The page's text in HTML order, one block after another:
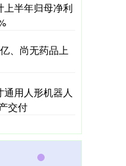
上半年归母净利
、尚无药品上
用人形机器人
交付